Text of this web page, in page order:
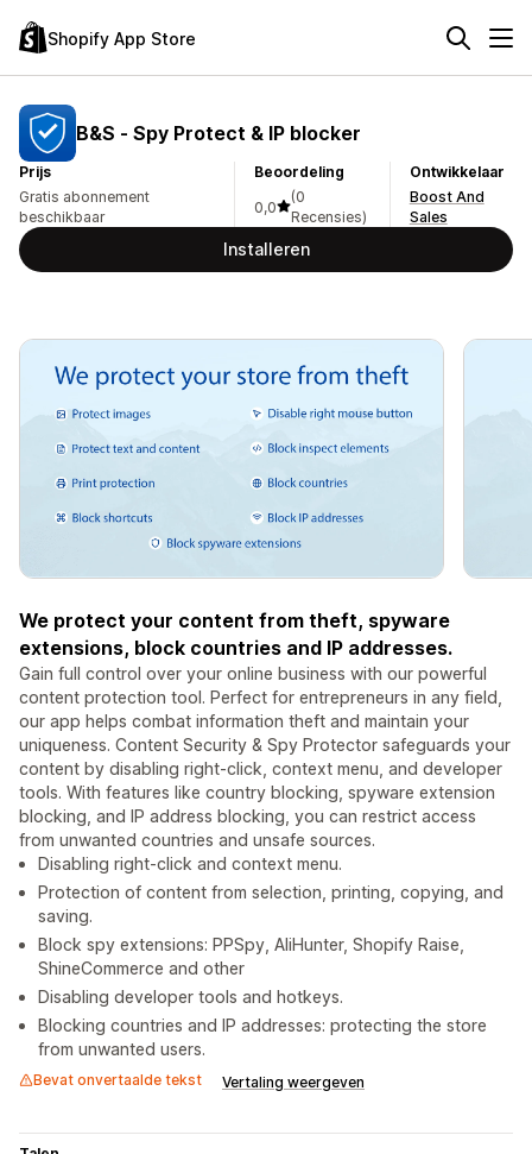
Shopify App Store
B&S ‑ Spy Protect & IP blocker
Prijs
Gratis abonnement
beschikbaar
Beoordeling
0,0
(0
Recensies)
Ontwikkelaar
Boost And
Sales
Installeren
We protect your content from theft, spyware
extensions, block countries and IP addresses.
Gain full control over your online business with our powerful
content protection tool. Perfect for entrepreneurs in any field,
our app helps combat information theft and maintain your
uniqueness. Content Security & Spy Protector safeguards your
content by disabling right-click, context menu, and developer
tools. With features like country blocking, spyware extension
blocking, and IP address blocking, you can restrict access
from unwanted countries and unsafe sources.
Disabling right-click and context menu.
Protection of content from selection, printing, copying, and
saving.
Block spy extensions: PPSpy, AliHunter, Shopify Raise,
ShineCommerce and other
Disabling developer tools and hotkeys.
Blocking countries and IP addresses: protecting the store
from unwanted users.
Bevat onvertaalde tekst Vertaling weergeven